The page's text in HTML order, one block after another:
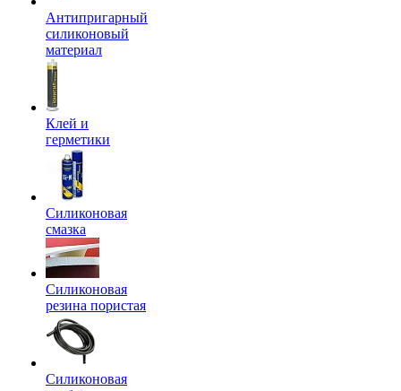
Антипригарный
силиконовый
материал
Клей и
герметики
Силиконовая
смазка
Силиконовая
резина пористая
Силиконовая